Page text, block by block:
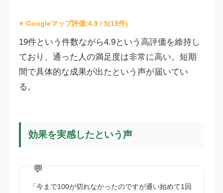
⭐ Googleマップ評価:4.9/ 5(19件)
19件という件数ながら4.9という高評価を維持し
ており、通った人の満足度は非常に高い。短期
間で具体的な成果が出たという声が届いてい
る。
効果を実感したという声
「今まで100が切れなかったのですが通い始めて1回